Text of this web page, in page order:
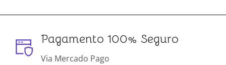
Pagamento 100% Seguro
Via Mercado Pago